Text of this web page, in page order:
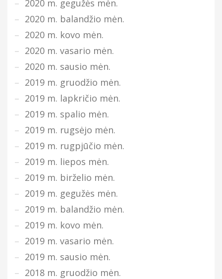
2020 m. gegužės mėn.
2020 m. balandžio mėn.
2020 m. kovo mėn.
2020 m. vasario mėn.
2020 m. sausio mėn.
2019 m. gruodžio mėn.
2019 m. lapkričio mėn.
2019 m. spalio mėn.
2019 m. rugsėjo mėn.
2019 m. rugpjūčio mėn.
2019 m. liepos mėn.
2019 m. birželio mėn.
2019 m. gegužės mėn.
2019 m. balandžio mėn.
2019 m. kovo mėn.
2019 m. vasario mėn.
2019 m. sausio mėn.
2018 m. gruodžio mėn.